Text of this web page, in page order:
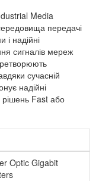
Media
передачі
надійні
сигналів мереж
сучасній
надійні
рішень Fast або
Optic Gigabit